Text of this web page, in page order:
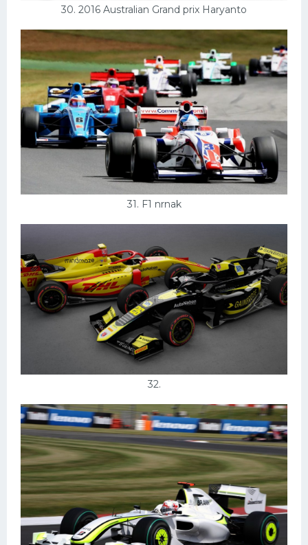
30. 2016 Australian Grand prix Haryanto
31. F1 nrnak
32.